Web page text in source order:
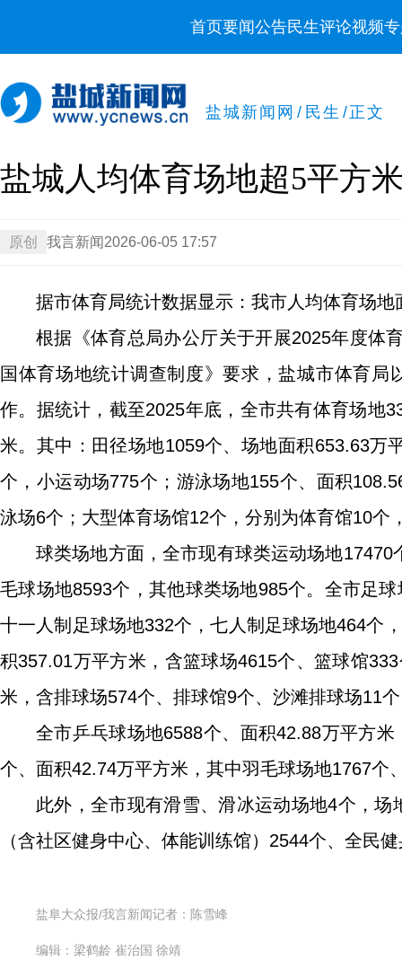
首页要闻公告民生评论视频
盐城新闻网 / 民生 /正文
盐城人均体育场地超5平方
原创 我言新闻 2026-06-05 17:57
据市体育局统计数据显示：我市人均体育场
根据《体育总局办公厅关于开展2025年度体
国体育场地统计调查制度》要求，盐城市体育
作。据统计，截至2025年底，全市共有体育场地
米。其中：田径场地1059个、场地面积653.63万
个，小运动场775个；游泳场地155个、面积
泳场6个；大型体育场馆12个，分别为体育馆10个
球类场地方面，全市现有球类运动场地17470
毛球场地8593个，其他球类场地985个。全市足
十一人制足球场地332个，七人制足球场地464个
积357.01万平方米，含篮球场4615个、篮球馆
米，含排球场574个、排球馆9个、沙滩排球场11
全市乒乓球场地6588个、面积42.88万平方
个、面积42.74万平方米，其中羽毛球场地1767个
此外，全市现有滑雪、滑冰运动场地4个，
（含社区健身中心、体能训练馆）2544个、全民
盐阜大众报/我言新闻记者：陈雪峰
编辑：梁鹤龄 崔治国 徐靖